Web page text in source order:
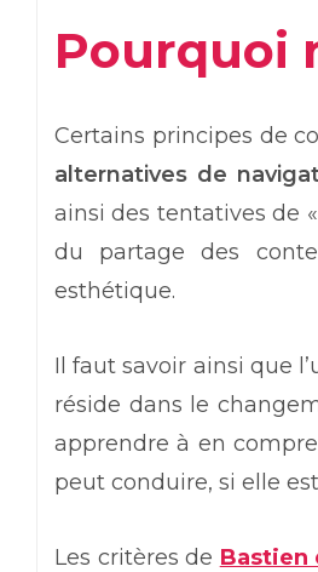
Pourquoi
Certains principes de
alternatives de
ainsi des tentatives de
du partage des
esthétique.
Il faut savoir ainsi que
réside dans le
apprendre à en
peut conduire, si elle
Les critères de Bastien